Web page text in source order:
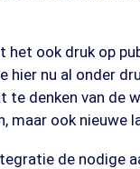
het ook druk op
hier nu al onder
te denken van de
maar ook nieuwe
de nodige